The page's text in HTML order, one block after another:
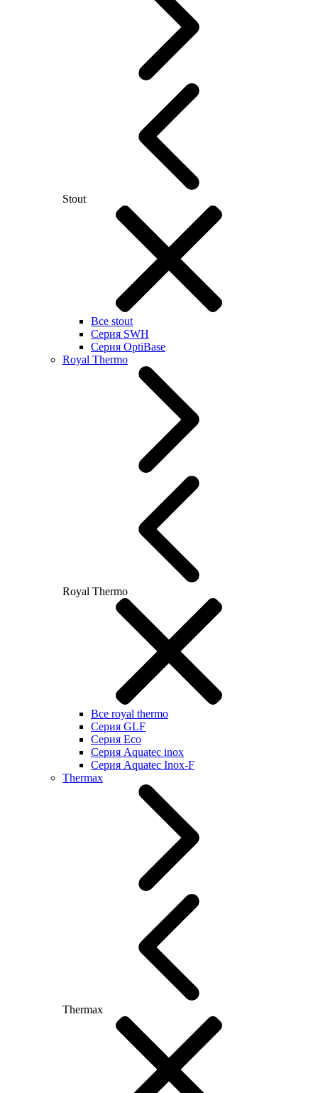
Stout
Все stout
Серия SWH
Cерия OptiBase
Royal Thermo
Royal Thermo
Все royal thermo
Серия GLF
Серия Eco
Серия Aquatec inox
Серия Aquatec Inox-F
Thermax
Thermax